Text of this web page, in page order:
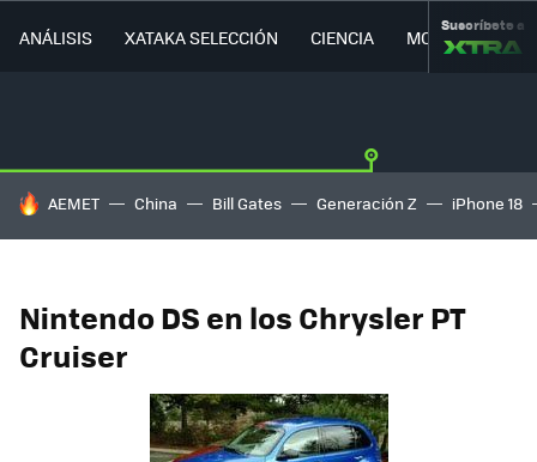
ANÁLISIS XATAKA SELECCIÓN CIENCIA MOVILIDAD
Suscríbete a
HOY SE HABLA DE
AEMET China Bill Gates Generación Z iPhone 18
Nintendo DS en los Chrysler PT
Cruiser